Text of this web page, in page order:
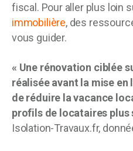
fiscal. Pour aller plus loin
immobilière, des
vous guider.
« Une rénovation ciblée
réalisée avant la mise
de réduire la vacance
profils de locataires plus
Isolation-Travaux.fr,